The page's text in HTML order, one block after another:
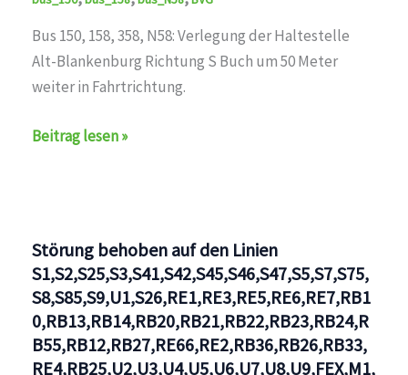
Bus 150, 158, 358, N58: Verlegung der Haltestelle
Alt-Blankenburg Richtung S Buch um 50 Meter
weiter in Fahrtrichtung.
Haltestelle
bus_150,bus_158,bus_N58,BVG
Beitrag lesen »
Störung behoben auf den Linien
S1,S2,S25,S3,S41,S42,S45,S46,S47,S5,S7,S75,
S8,S85,S9,U1,S26,RE1,RE3,RE5,RE6,RE7,RB1
0,RB13,RB14,RB20,RB21,RB22,RB23,RB24,R
B55,RB12,RB27,RE66,RE2,RB36,RB26,RB33,
RE4,RB25,U2,U3,U4,U5,U6,U7,U8,U9,FEX,M1,